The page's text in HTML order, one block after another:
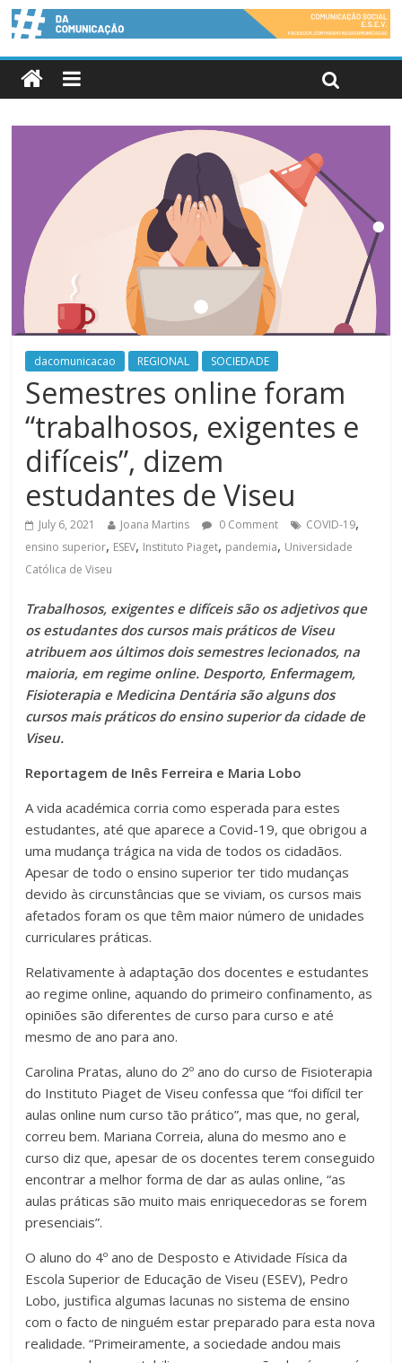
dacomunicacao REGIONAL SOCIEDADE
Semestres online foram
“trabalhosos, exigentes e
difíceis”, dizem
estudantes de Viseu
July 6, 2021 Joana Martins 0 Comment COVID-19,
ensino superior, ESEV, Instituto Piaget, pandemia, Universidade
Católica de Viseu
Trabalhosos, exigentes e difíceis são os adjetivos que
os estudantes dos cursos mais práticos de Viseu
atribuem aos últimos dois semestres lecionados, na
maioria, em regime online. Desporto, Enfermagem,
Fisioterapia e Medicina Dentária são alguns dos
cursos mais práticos do ensino superior da cidade de
Viseu.
Reportagem de Inês Ferreira e Maria Lobo
A vida académica corria como esperada para estes
estudantes, até que aparece a Covid-19, que obrigou a
uma mudança trágica na vida de todos os cidadãos.
Apesar de todo o ensino superior ter tido mudanças
devido às circunstâncias que se viviam, os cursos mais
afetados foram os que têm maior número de unidades
curriculares práticas.
Relativamente à adaptação dos docentes e estudantes
ao regime online, aquando do primeiro confinamento, as
opiniões são diferentes de curso para curso e até
mesmo de ano para ano.
Carolina Pratas, aluno do 2º ano do curso de Fisioterapia
do Instituto Piaget de Viseu confessa que “foi difícil ter
aulas online num curso tão prático”, mas que, no geral,
correu bem. Mariana Correia, aluna do mesmo ano e
curso diz que, apesar de os docentes terem conseguido
encontrar a melhor forma de dar as aulas online, “as
aulas práticas são muito mais enriquecedoras se forem
presenciais”.
O aluno do 4º ano de Desposto e Atividade Física da
Escola Superior de Educação de Viseu (ESEV), Pedro
Lobo, justifica algumas lacunas no sistema de ensino
com o facto de ninguém estar preparado para esta nova
realidade. “Primeiramente, a sociedade andou mais